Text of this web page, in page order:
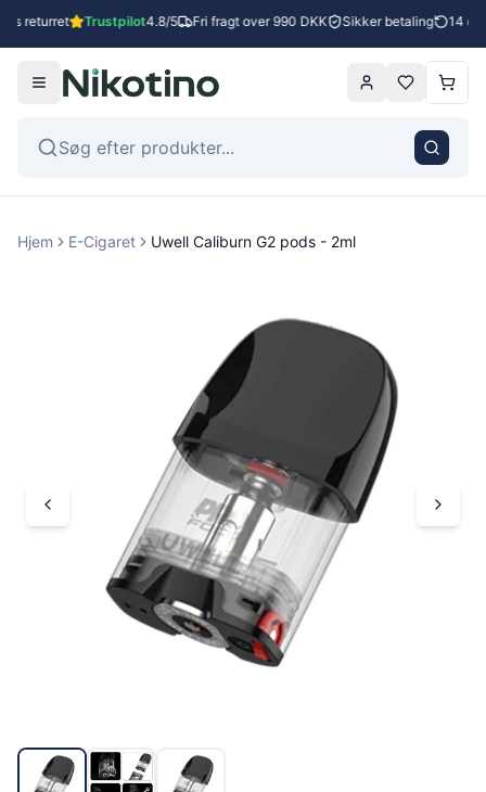
returret Trustpilot4.8/5 Fri fragt over 990 DKK Sikker betaling 14
Hjem E-Cigaret Uwell Caliburn G2 pods - 2ml